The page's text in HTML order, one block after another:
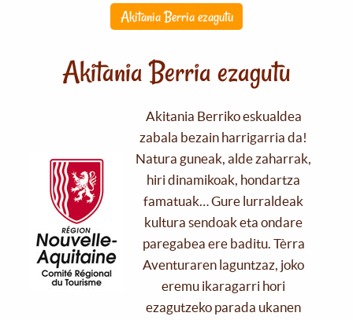
Akitania Berria ezagutu
Akitania Berria ezagutu
Akitania Berriko eskualdea
zabala bezain harrigarria da!
Natura guneak, alde zaharrak,
hiri dinamikoak, hondartza
famatuak… Gure lurraldeak
kultura sendoak eta ondare
paregabea ere baditu. Tèrra
Aventuraren laguntzaz, joko
eremu ikaragarri hori
ezagutzeko parada ukanen